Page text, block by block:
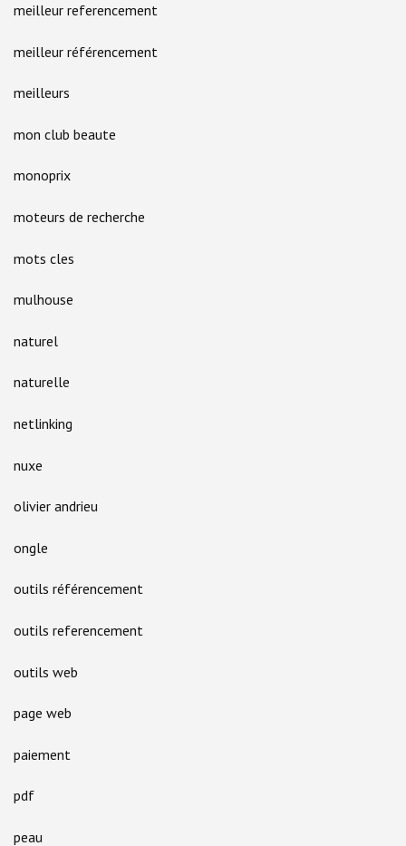
meilleur referencement
meilleur référencement
meilleurs
mon club beaute
monoprix
moteurs de recherche
mots cles
mulhouse
naturel
naturelle
netlinking
nuxe
olivier andrieu
ongle
outils référencement
outils referencement
outils web
page web
paiement
pdf
peau